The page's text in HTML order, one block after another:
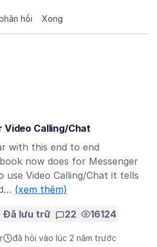
hồi Xong
Video Calling/Chat
with this end to end
now does for Messenger
Video Calling/Chat it tells
(xem thêm)
Đã lưu trữ 22 16124
đã hỏi vào lúc 2 năm trước